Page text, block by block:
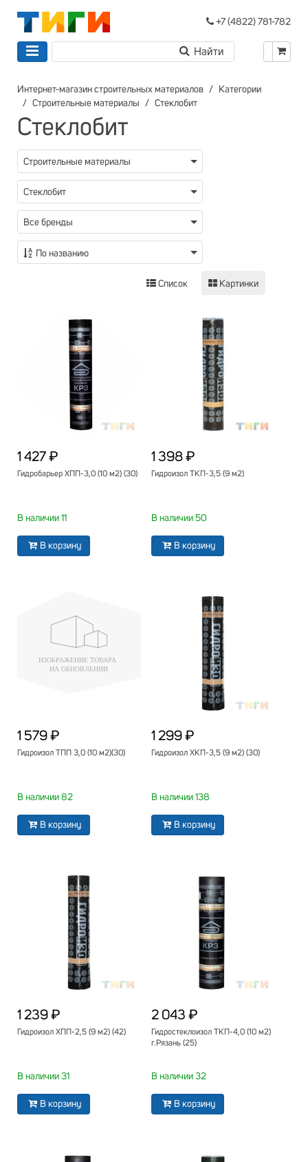
+7 (4822) 781-782
Интернет-магазин строительных материалов
Категории
Строительные материалы
Стеклобит
Стеклобит
Строительные материалы
Стеклобит
Все бренды
По названию
Список Картинки
1 427 ₽
Гидробарьер ХПП-3,0 (10 м2) (30)
В наличии 11
В корзину
1 398 ₽
Гидроизол ТКП-3,5 (9 м2)
В наличии 50
В корзину
1 579 ₽
Гидроизол ТПП 3,0 (10 м2)(30)
В наличии 82
В корзину
1 299 ₽
Гидроизол ХКП-3,5 (9 м2) (30)
В наличии 138
В корзину
1 239 ₽
Гидроизол ХПП-2,5 (9 м2) (42)
В наличии 31
В корзину
2 043 ₽
Гидростеклоизол ТКП-4,0 (10 м2)
г.Рязань (25)
В наличии 32
В корзину